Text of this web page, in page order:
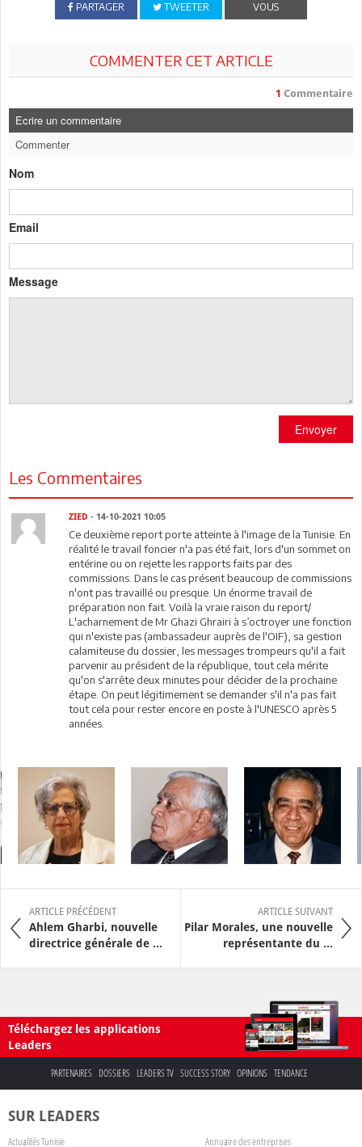
PARTAGER TWEETER
VOUS
COMMENTER CET ARTICLE
1 Commentaire
Ecrire un commentaire
Commenter
Nom
Email
Message
Envoyer
Les Commentaires
ZIED- 14-10-2021 10:05
Ce deuxième report porte atteinte à l'image de la Tunisie. En
réalité le travail foncier n'a pas été fait, lors d'un sommet on
entérine ou on rejette les rapports faits par des
commissions. Dans le cas présent beaucoup de commissions
n'ont pas travaillé ou presque. Un énorme travail de
préparation non fait. Voilà la vraie raison du report/
L'acharnement de Mr Ghazi Ghrairi à s’octroyer une fonction
qui n'existe pas (ambassadeur auprès de l'OIF), sa gestion
calamiteuse du dossier, les messages trompeurs qu'il a fait
parvenir au président de la république, tout cela mérite
qu'on s'arrête deux minutes pour décider de la prochaine
étape. On peut légitimement se demander s'il n'a pas fait
tout cela pour rester encore en poste à l'UNESCO après 5
années.
ARTICLE PRÉCÉDENT
Ahlem Gharbi, nouvelle
directrice générale de ...
ARTICLE SUIVANT
Pilar Morales, une nouvelle
représentante du ...
Téléchargez les applications
Leaders
PARTENAIRES DOSSIERS LEADERS TV SUCCESS STORY OPINIONS TENDANCE
SUR LEADERS
Actualités Tunisie Annuaire des entreprises